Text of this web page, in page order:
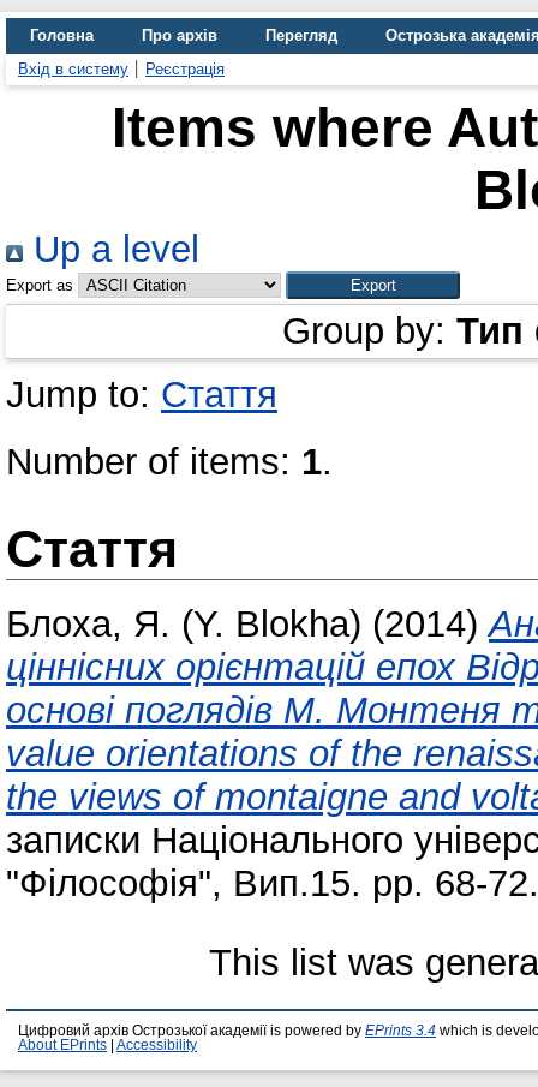
Головна Про архів Перегляд
Острозька
Вхід в систему
Реєстрація
Items where
Up a level
Export as
Group by: Тип
Jump to: Стаття
Number of items: 1.
Стаття
Блоха, Я. (Y. Blokha) (2014)
ціннісних орієнтацій епох
основі поглядів М. Монтеня
value orientations of the
the views of montaigne and
записки Національного
"Філософія", Вип.15. pp. 68-72.
This list was
Цифровий архів Острозької академії is powered by EPrints 3.4 which is
About EPrints
Accessibility